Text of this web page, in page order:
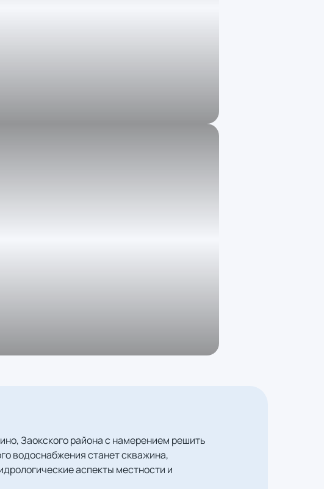
Заокского района с намерением решить
водоснабжения станет скважина,
аспекты местности и